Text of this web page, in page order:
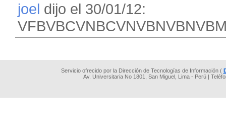
joel dijo el 30/01/12:
Servicio ofrecido por la Dirección de Tecnologías de Información (
Av. Universitaria No 1801, San Miguel, Lima - Perú |